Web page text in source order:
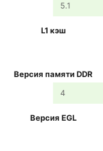
5.1
L1 кэш
Версия памяти DDR
4
Версия EGL